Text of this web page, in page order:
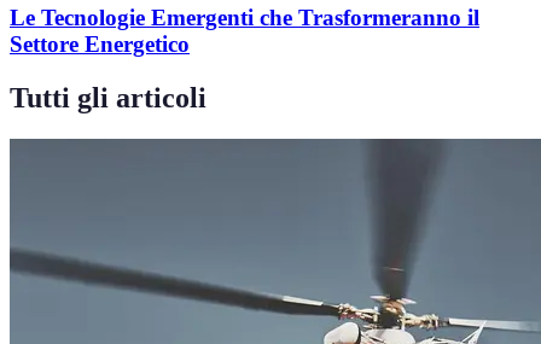
Le Tecnologie Emergenti che Trasformeranno il
Settore Energetico
Tutti gli articoli